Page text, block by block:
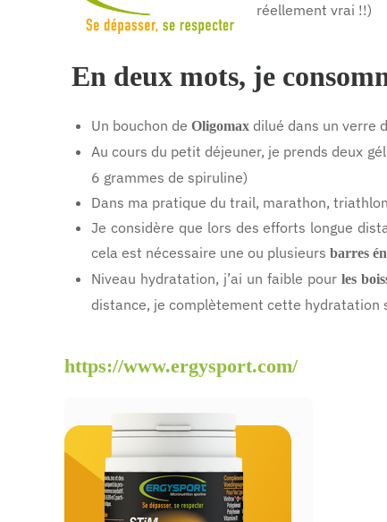
réellement vrai !!)
En deux mots, je
Un bouchon de Oligomax dilué dans un verre
Au cours du petit déjeuner, je prends deux
6 grammes de spiruline)
Dans ma pratique du trail, marathon,
Je considère que lors des efforts longue
cela est nécessaire une ou plusieurs barres
Niveau hydratation, j’ai un faible pour les
distance, je complètement cette hydratation
https://www.ergysport.com/
ERGYSPORT - Préparation
ERGYSPORT STiM